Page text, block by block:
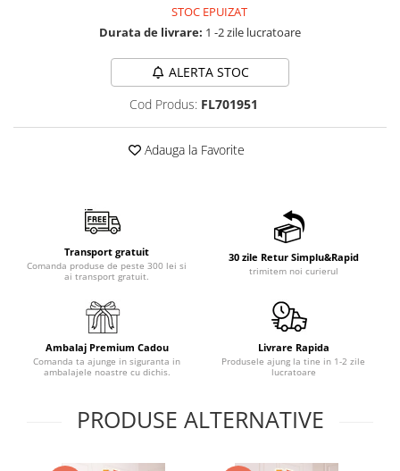
STOC EPUIZAT
Durata de livrare: 1 -2 zile lucratoare
ALERTA STOC
Cod Produs: FL701951
Adauga la Favorite
Transport gratuit
Comanda produse de peste 300 lei si
ai transport gratuit.
30 zile Retur Simplu&Rapid
trimitem noi curierul
Ambalaj Premium Cadou
Comanda ta ajunge in siguranta in
ambalajele noastre cu dichis.
Livrare Rapida
Produsele ajung la tine in 1-2 zile
lucratoare
PRODUSE ALTERNATIVE